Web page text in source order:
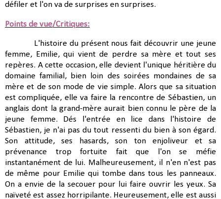
défiler et l'on va de surprises en surprises.
Points de vue/Critiques:
L'histoire du présent nous fait découvrir une jeune
femme, Emilie, qui vient de perdre sa mère et tout ses
repères. A cette occasion, elle devient l'unique héritière du
domaine familial, bien loin des soirées mondaines de sa
mère et de son mode de vie simple. Alors que sa situation
est compliquée, elle va faire la rencontre de Sébastien, un
anglais dont la grand-mère aurait bien connu le père de la
jeune femme. Dés l'entrée en lice dans l'histoire de
Sébastien, je n'ai pas du tout ressenti du bien à son égard.
Son attitude, ses hasards, son ton enjoliveur et sa
prévenance trop fortuite fait que l'on se méfie
instantanément de lui. Malheureusement, il n'en n'est pas
de même pour Emilie qui tombe dans tous les panneaux.
On a envie de la secouer pour lui faire ouvrir les yeux. Sa
naïveté est assez horripilante. Heureusement, elle est aussi